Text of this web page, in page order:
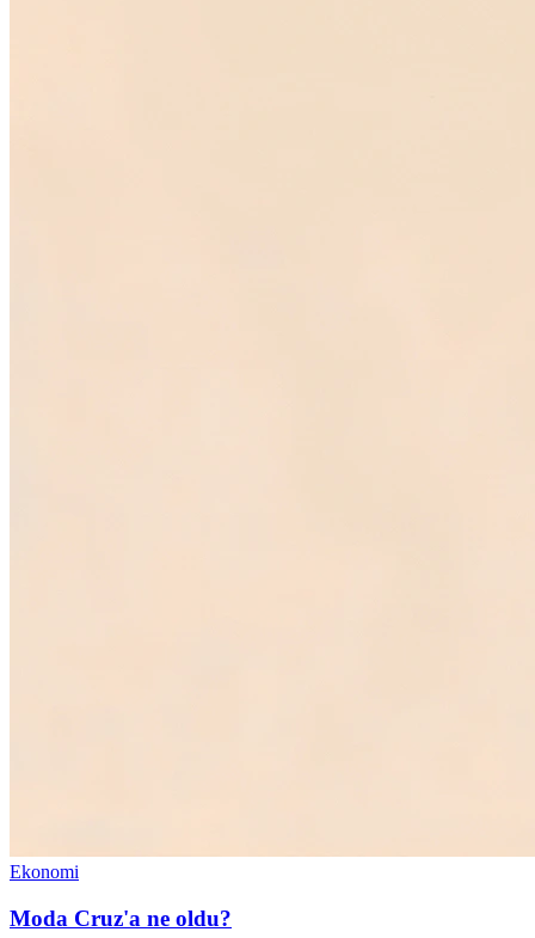
Ekonomi
Moda Cruz'a ne oldu?